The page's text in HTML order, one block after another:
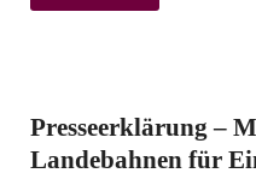
Presseerklärung –
Landebahnen für